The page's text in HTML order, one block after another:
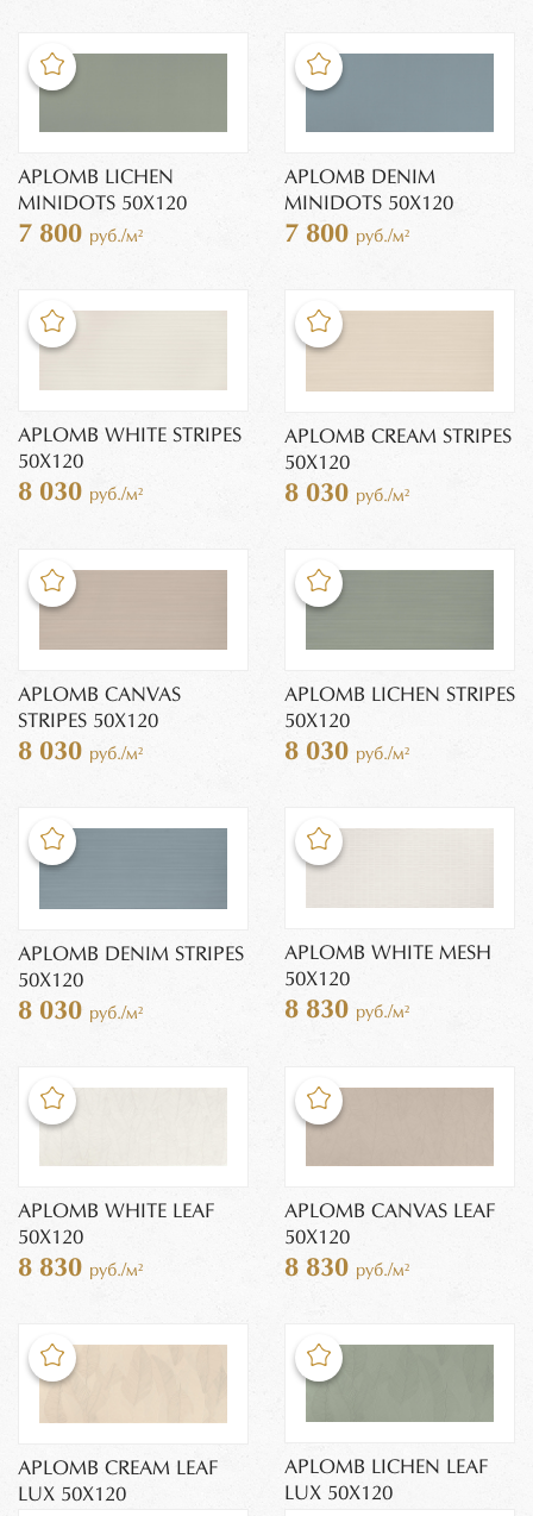
APLOMB LICHEN
MINIDOTS 50X120
7 800 руб./м²
APLOMB DENIM
MINIDOTS 50X120
7 800 руб./м²
APLOMB WHITE STRIPES
50X120
8 030 руб./м²
APLOMB CREAM STRIPES
50X120
8 030 руб./м²
APLOMB CANVAS
STRIPES 50X120
8 030 руб./м²
APLOMB LICHEN STRIPES
50X120
8 030 руб./м²
APLOMB DENIM STRIPES
50X120
8 030 руб./м²
APLOMB WHITE MESH
50X120
8 830 руб./м²
APLOMB WHITE LEAF
50X120
8 830 руб./м²
APLOMB CANVAS LEAF
50X120
8 830 руб./м²
APLOMB CREAM LEAF
LUX 50X120
APLOMB LICHEN LEAF
LUX 50X120